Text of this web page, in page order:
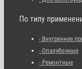
По типу
- Внутреннее
- Опалубочные
- Ремонтные